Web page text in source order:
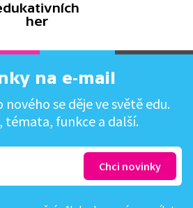
her
na e-mail
nového se děje ve světě edu.
témata, funkce a další.